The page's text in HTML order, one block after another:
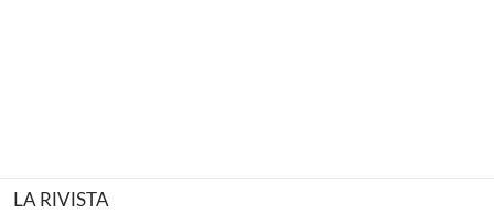
LA RIVISTA